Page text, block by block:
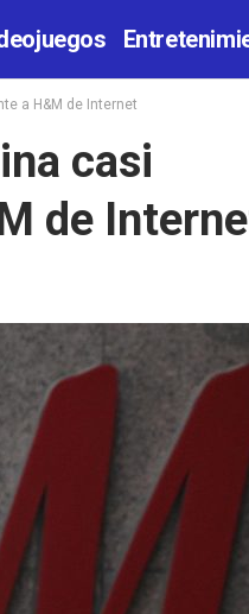
a H&M de Internet
casi
de